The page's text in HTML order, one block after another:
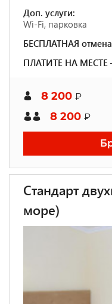
Доп. услуги:
Wi-Fi, парковка
БЕСПЛАТНАЯ
ПЛАТИТЕ НА МЕСТЕ
8 200 ₽
8 200 ₽
Стандарт
море)